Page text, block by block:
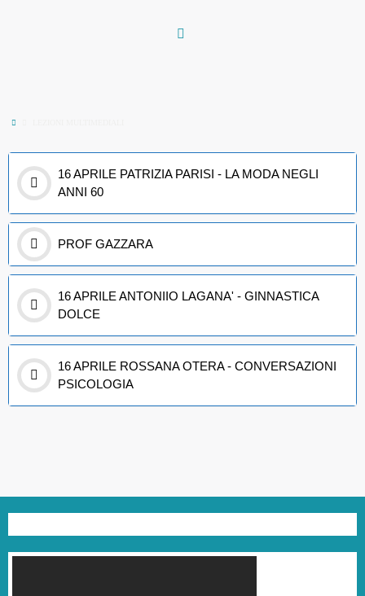
16 APRILE PATRIZIA PARISI - LA MODA NEGLI
ANNI 60
PROF GAZZARA
16 APRILE ANTONIIO LAGANA' - GINNASTICA
DOLCE
16 APRILE ROSSANA OTERA - CONVERSAZIONI
PSICOLOGIA